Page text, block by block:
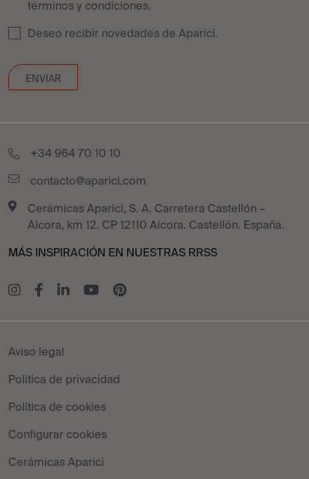
términos y condiciones.
Deseo recibir novedades de Aparici.
+34 964 70 10 10
contacto@aparici.com
Cerámicas Aparici, S. A. Carretera Castellón –
Alcora, km 12. CP 12110 Alcora. Castellón. España.
MÁS INSPIRACIÓN EN NUESTRAS RRSS
Cerámicas Aparici
Aviso legal
Política de privacidad
Política de cookies
Configurar cookies